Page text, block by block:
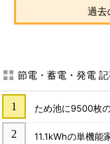
過去
節電・蓄電・発電
ため池に9500枚
11.1kWhの単機能